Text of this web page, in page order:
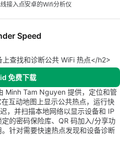
接入点安卓的wifi分析仪
Speed
查找和诊断公共 WiFi 热点</h2>
免费下载
Minh Tam Nguyen 提供，定位和管
互动地图上显示公共热点，运行快
，并扫描本地网络以显示设备和 IP
的密码保险库、QR 码加入/分享功
针对需要快速热点发现和设备诊断